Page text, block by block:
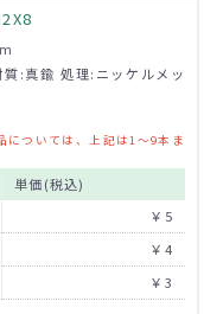
:真鍮 処理:ニッケルメッ
ついては、上記は1～9本ま
単価(税込)
￥5
￥4
￥3